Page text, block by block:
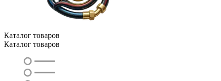
Каталог товаров
Каталог товаров